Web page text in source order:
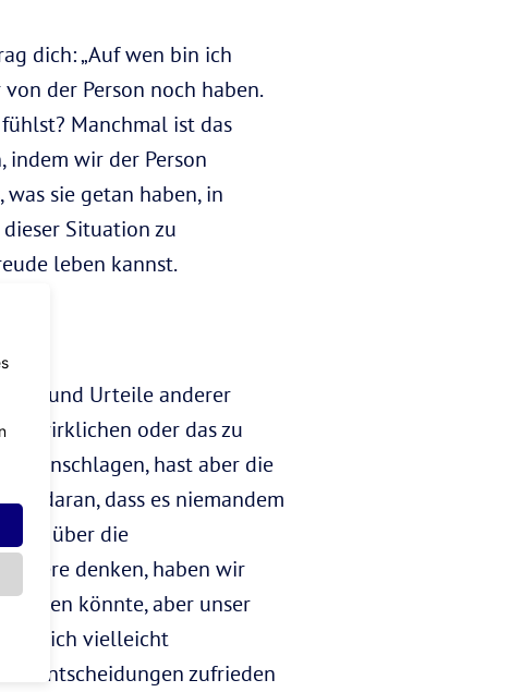
dich: „Auf wen bin ich
der Person noch haben.
Manchmal ist das
indem wir der Person
sie getan haben, in
Situation zu
leben kannst.
und Urteile anderer
oder das zu
einschlagen, hast aber die
daran, dass es niemandem
über die
denken, haben wir
könnte, aber unser
du dich vielleicht
Entscheidungen zufrieden